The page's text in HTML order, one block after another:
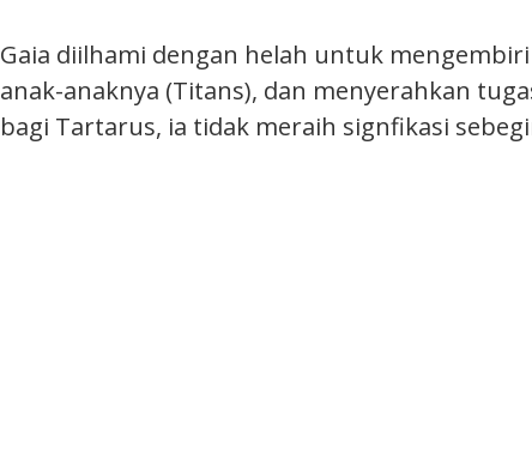
Gaia diilhami dengan helah untuk
anak-anaknya (Titans), dan menyerahkan
bagi Tartarus, ia tidak meraih signfikasi